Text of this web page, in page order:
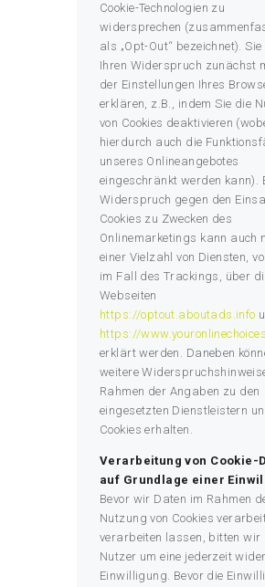
Cookie-Technologien zu
widersprechen
als „Opt-Out“ bezeichnet). Sie
Ihren Widerspruch zunächst
der Einstellungen Ihres
erklären, z.B., indem Sie die
von Cookies deaktivieren
hierdurch auch die
unseres Onlineangebotes
eingeschränkt werden kann).
Widerspruch gegen den
Cookies zu Zwecken des
Onlinemarketings kann auch
einer Vielzahl von Diensten,
im Fall des Trackings, über
Webseiten
https://optout.aboutads.info
https://
erklärt werden. Daneben
weitere
Rahmen der Angaben zu den
eingesetzten Dienstleistern
Cookies erhalten.
Verarbeitung von Cookie-
auf Grundlage einer
Bevor wir Daten im Rahmen
Nutzung von Cookies
verarbeiten lassen, bitten wir
Nutzer um eine jederzeit
Einwilligung. Bevor die